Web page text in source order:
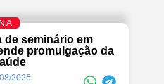
seminário em
promulgação da
2026